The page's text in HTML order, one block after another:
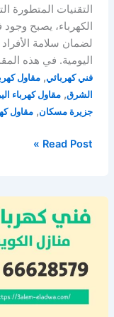
التقنيات المتطورة
الكهرباء، يصبح
لضمان سلامة
اليومية. في هذه
فني كهربائي, مقاول
الشرق, مقاول كهرباء
جزيرة مسكان, مقاول
فني
/
66628579
/
كهربائي
منازل
الكويت
Read Post »